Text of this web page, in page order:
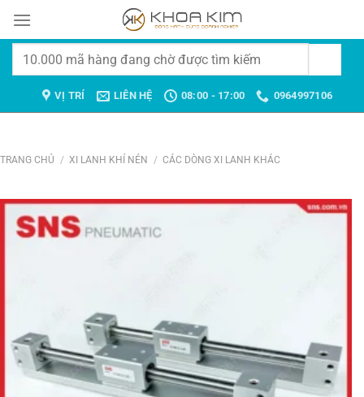
đến
Tìm
VỊ TRÍ LIÊN HỆ 08:00 - 17:00 0964997106
TRANG CHỦ / XI LANH KHÍ NÉN / CÁC DÒNG XI LANH KHÁC